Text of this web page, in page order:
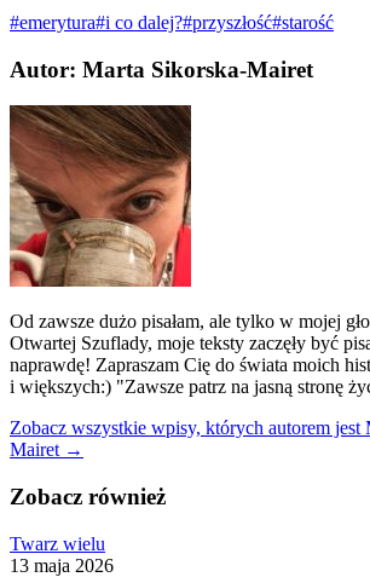
#emerytura#i co dalej?#przyszłość#starość
Autor: Marta Sikorska-Mairet
Od zawsze dużo pisałam, ale tylko w mojej
Otwartej Szuflady, moje teksty zaczęły być
naprawdę! Zapraszam Cię do świata moich
i większych:) "Zawsze patrz na jasną stronę
Zobacz wszystkie wpisy, których autorem jest
Mairet →
Zobacz również
Twarz wielu
13 maja 2026